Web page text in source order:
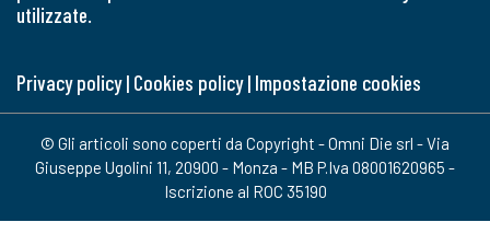
utilizzate.
Privacy policy| Cookies policy| Impostazione cookies
© Gli articoli sono coperti da Copyright - Omni Die srl - Via
Giuseppe Ugolini 11, 20900 - Monza - MB P.Iva 08001620965 -
Iscrizione al ROC 35190